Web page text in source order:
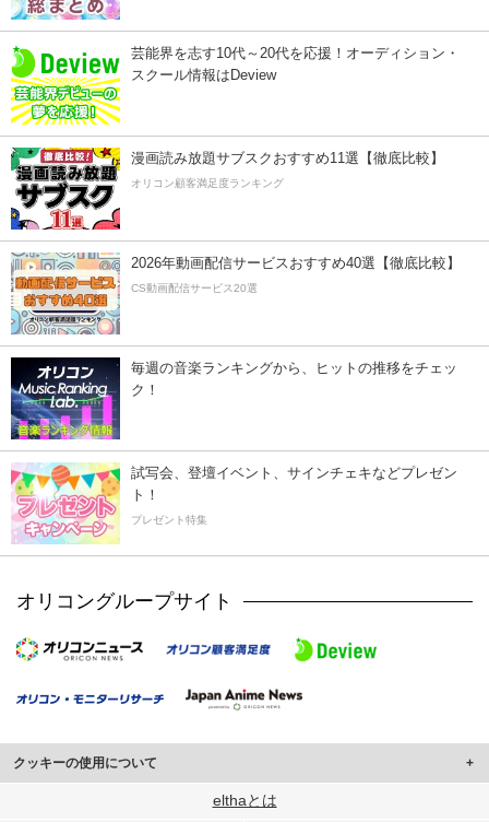
芸能界を志す10代～20代を応援！オーディション・
スクール情報はDeview
漫画読み放題サブスクおすすめ11選【徹底比較】
オリコン顧客満足度ランキング
2026年動画配信サービスおすすめ40選【徹底比較】
CS動画配信サービス20選
毎週の音楽ランキングから、ヒットの推移をチェッ
ク！
試写会、登壇イベント、サインチェキなどプレゼン
ト！
プレゼント特集
オリコングループサイト
クッキーの使用について
このサイトでは Cookie を使用して、ユーザーに合わせたコンテンツや広告の
elthaとは